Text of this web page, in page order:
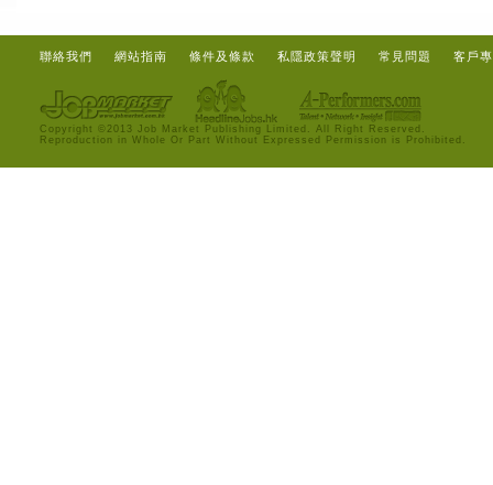
聯絡我們 網站指南 條件及條款 私隱政策聲明 常見問題 客戶
Copyright ©2013 Job Market Publishing Limited. All Right Reserved.
Reproduction in Whole Or Part Without Expressed Permission is Prohibited.